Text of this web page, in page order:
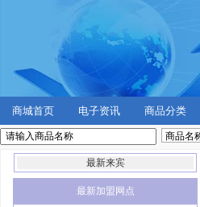
商城首页 电子资讯 商品分类
最新来宾
最新加盟网点